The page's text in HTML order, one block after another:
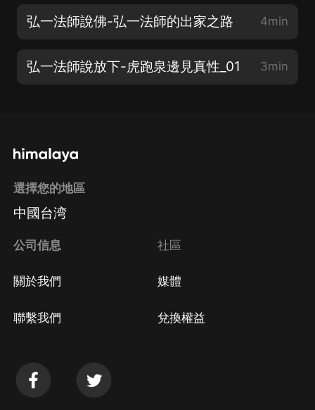
弘一法師說佛-弘一法師的出家之路 4min
弘一法師說放下-虎跑泉邊見真性_01 3min
選擇您的地區
中國台湾
公司信息
關於我們
聯繫我們
社區
媒體
兌換權益